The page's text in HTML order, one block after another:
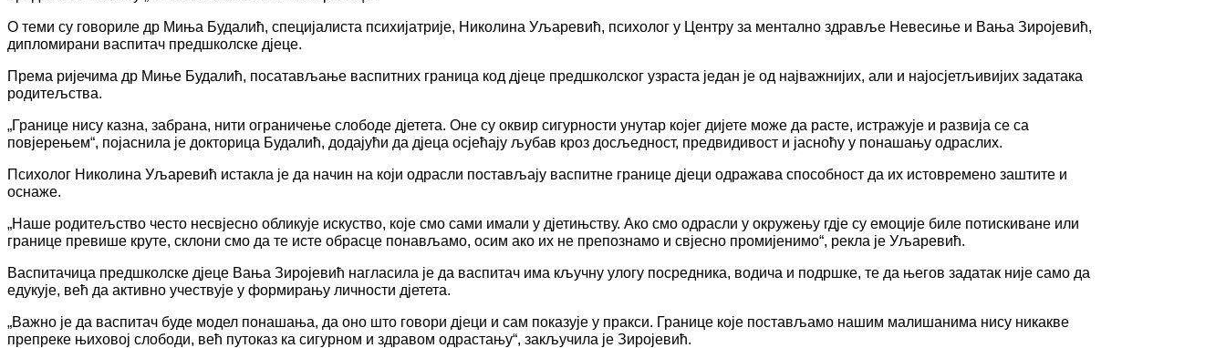
О теми су говориле др Миња Будалић, специјалиста психијатрије, Николина Уљаревић, психолог у Центру за ментално здравље Невесиње и Вања Зиројевић,
дипломирани васпитач предшколске дјеце.
Према ријечима др Миње Будалић, посатављање васпитних граница код дјеце предшколског узраста један је од најважнијих, али и најосјетљивијих задатака
родитељства.
„Границе нису казна, забрана, нити ограничење слободе дјетета. Оне су оквир сигурности унутар којег дијете може да расте, истражује и развија се са
повјерењем“, појаснила је докторица Будалић, додајући да дјеца осјећају љубав кроз досљедност, предвидивост и јасноћу у понашању одраслих.
Психолог Николина Уљаревић истакла је да начин на који одрасли постављају васпитне границе дјеци одражава способност да их истовремено заштите и
оснаже.
„Наше родитељство често несвјесно обликује искуство, које смо сами имали у дјетињству. Ако смо одрасли у окружењу гдје су емоције биле потискиване или
границе превише круте, склони смо да те исте обрасце понављамо, осим ако их не препознамо и свјесно промијенимо“, рекла је Уљаревић.
Васпитачица предшколске дјеце Вања Зиројевић нагласила је да васпитач има кључну улогу посредника, водича и подршке, те да његов задатак није само да
едукује, већ да активно учествује у формирању личности дјетета.
„Важно је да васпитач буде модел понашања, да оно што говори дјеци и сам показује у пракси. Границе које постављамо нашим малишанима нису никакве
препреке њиховој слободи, већ путоказ ка сигурном и здравом одрастању“, закључила је Зиројевић.